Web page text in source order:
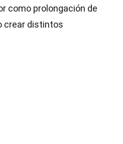
como prolongación de
crear distintos